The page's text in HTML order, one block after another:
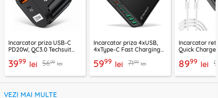
Incarcator priza USB-C
PD20W, QC3.0 Techsuit
CHPD038
3999 lei 5699 lei
Incarcator priza 4xUSB,
4xType-C Fast Charging
negru, CHPD224
5999 lei 7199 lei
Incarcator
Quick Charge
CHC2
8999 lei
VEZI MAI MULTE